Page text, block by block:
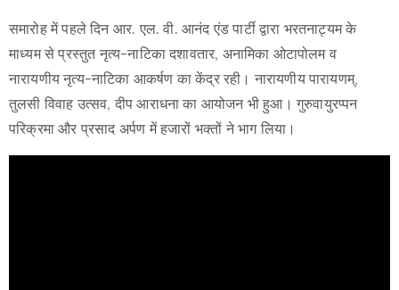
समारोह में पहले दिन आर. एल. वी. आनंद एंड पार्टी द्वारा भरतनाट्यम के
माध्यम से प्रस्तुत नृत्य-नाटिका दशावतार, अनामिका ओटापोलम व
नारायणीय नृत्य-नाटिका आकर्षण का केंद्र रही। नारायणीय पारायणम्,
तुलसी विवाह उत्सव, दीप आराधना का आयोजन भी हुआ। गुरुवायुरप्पन
परिक्रमा और प्रसाद अर्पण में हजारों भक्तों ने भाग लिया।